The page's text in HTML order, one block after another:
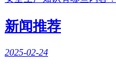
新闻推荐
2025-02-24